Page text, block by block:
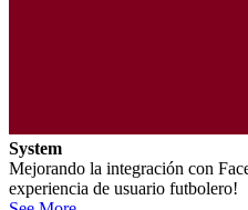
System
Mejorando la integración con
experiencia de usuario futbolero!